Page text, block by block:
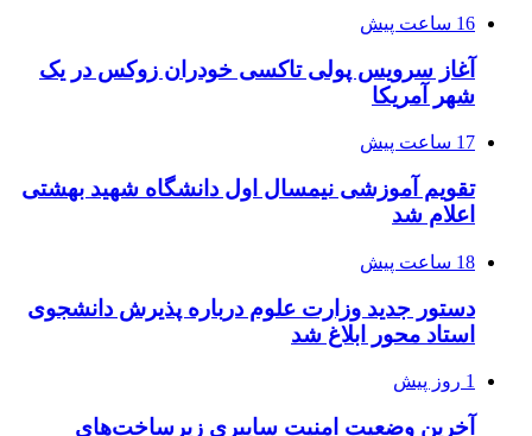
16 ساعت پیش
آغاز سرویس پولی تاکسی خودران زوکس در یک
شهر آمریکا
17 ساعت پیش
تقویم آموزشی نیمسال اول دانشگاه شهید بهشتی
اعلام شد
18 ساعت پیش
دستور جدید وزارت علوم درباره پذیرش دانشجوی
استاد محور ابلاغ شد
1 روز پیش
آخرین وضعیت امنیت سایبری زیرساخت‌های